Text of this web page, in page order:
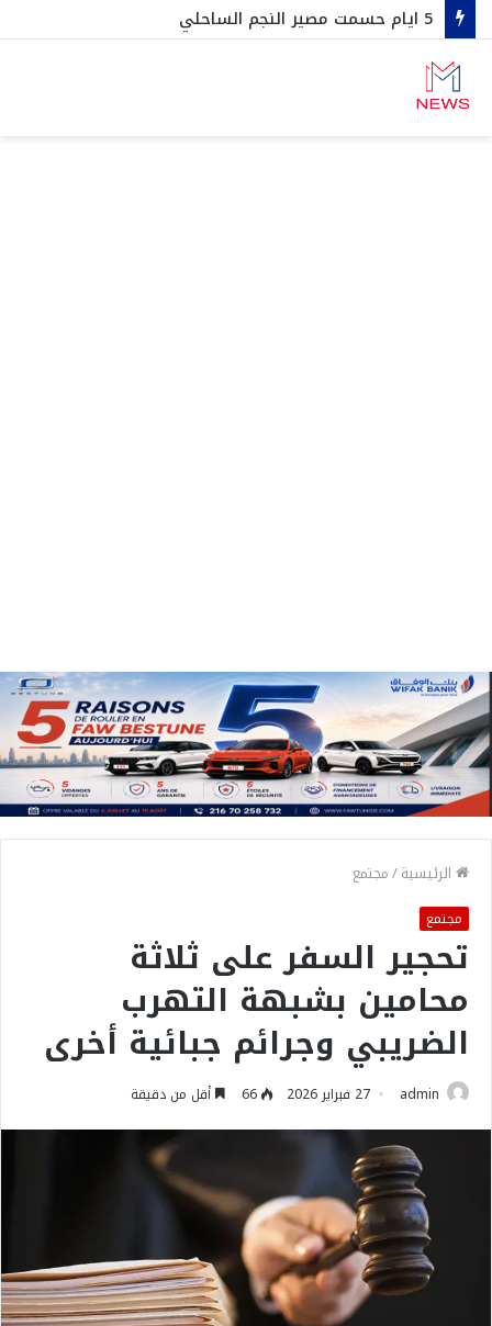
5 ايام حسمت مصير النجم الساحلي
الرئيسية/مجتمع
مجتمع
تحجير السفر على ثلاثة
محامين بشبهة التهرب
الضريبي وجرائم جبائية أخرى
admin 27 فبراير 2026 66 أقل من دقيقة